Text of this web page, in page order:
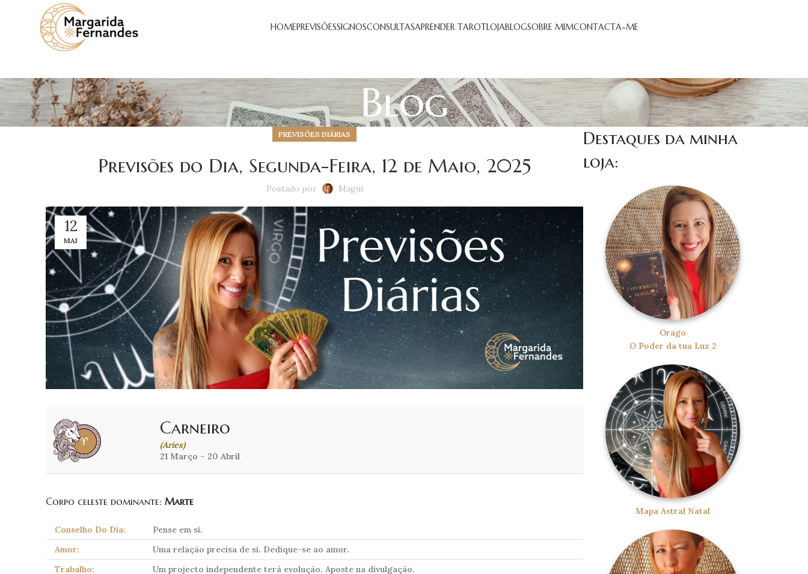
HOMEPREVISÕESSIGNOSCONSULTASAPRENDER TAROTLOJABLOGSOBRE MIMCONTACTA-ME
Blog
PREVISÕES DIÁRIAS
Previsões do Dia, Segunda-Feira, 12 de Maio, 2025
Postado por Magui
12
MAI
Carneiro
(Aries)
21 Março – 20 Abril
Corpo celeste dominante: Marte
Conselho Do Dia:
Pense em si.
Amor:
Uma relação precisa de si. Dedique-se ao amor.
Trabalho:
Um projecto independente terá evolução. Aposte na divulgação.
Destaques da minha
loja:
Orago
O Poder da tua Luz 2
Mapa Astral Natal